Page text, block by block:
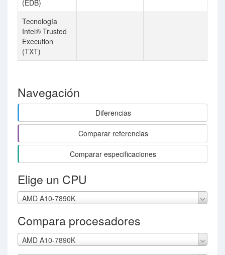
(EDB)
Tecnología
Intel® Trusted
Execution
(TXT)
Navegación
Diferencias
Comparar referencias
Comparar especificaciones
Elige un CPU
AMD A10-7890K
Compara procesadores
AMD A10-7890K